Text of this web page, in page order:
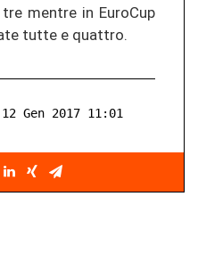
men­tre in Eu­ro­Cup
tutte e quat­tro.
12 Gen 2017 11:01